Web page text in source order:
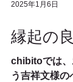
2025年1月6日
縁起の